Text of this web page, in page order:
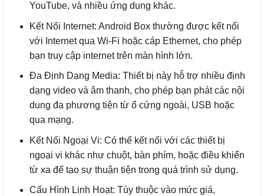
YouTube, và nhiều ứng dụng khác.
Kết Nối Internet: Android Box thường được kết nối
với Internet qua Wi-Fi hoặc cáp Ethernet, cho phép
bạn truy cập internet trên màn hình lớn.
Đa Định Dạng Media: Thiết bị này hỗ trợ nhiều định
dạng video và âm thanh, cho phép bạn phát các nội
dung đa phương tiện từ ổ cứng ngoài, USB hoặc
qua mạng.
Kết Nối Ngoại Vi: Có thể kết nối với các thiết bị
ngoại vi khác như chuột, bàn phím, hoặc điều khiển
từ xa để tạo sự thuận tiện trong quá trình sử dụng.
Cấu Hình Linh Hoạt: Tùy thuộc vào mức giá,